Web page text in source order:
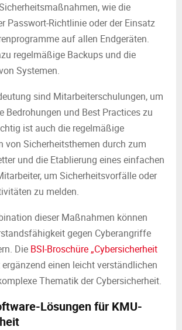
wie die
Passwort-Richtlinie oder der Einsatz
auf allen Endgeräten.
regelmäßige Backups und die
Systemen.
sind Mitarbeiterschulungen, um
Bedrohungen und Best Practices zu
ist auch die regelmäßige
von Sicherheitsthemen durch zum
und die Etablierung eines einfachen
um Sicherheitsvorfälle oder
zu melden.
dieser Maßnahmen können
gegen Cyberangriffe
Die BSI-Broschüre „Cybersicherheit
ergänzend einen leicht verständlichen
Thematik der Cybersicherheit.
Lösungen für KMU-